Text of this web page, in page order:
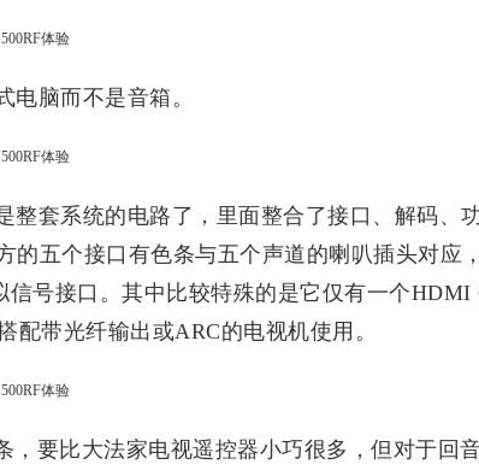
电脑而不是音箱。
整套系统的电路了，里面整合了接口、解码、
的五个接口有色条与五个声道的喇叭插头对应
号接口。其中比较特殊的是它仅有一个HDMI
带光纤输出或ARC的电视机使用。
，要比大法家电视遥控器小巧很多，但对于回